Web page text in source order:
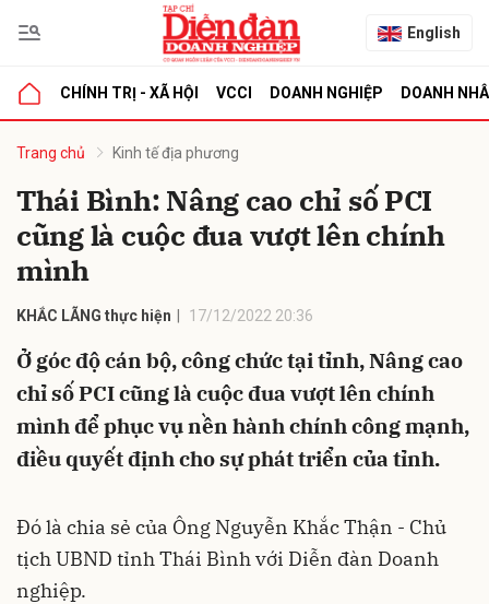
English
CHÍNH TRỊ - XÃ HỘI VCCI DOANH NGHIỆP DOANH
Trang chủ Kinh tế địa phương
Thái Bình: Nâng cao chỉ số PCI
cũng là cuộc đua vượt lên chính
mình
KHẮC LÃNG thực hiện 17/12/2022 20:36
Ở góc độ cán bộ, công chức tại tỉnh, Nâng cao
chỉ số PCI cũng là cuộc đua vượt lên chính
mình để phục vụ nền hành chính công mạnh,
điều quyết định cho sự phát triển của tỉnh.
Đó là chia sẻ của Ông Nguyễn Khắc Thận - Chủ
tịch UBND tỉnh Thái Bình với Diễn đàn Doanh
nghiệp.
luận
Hủy